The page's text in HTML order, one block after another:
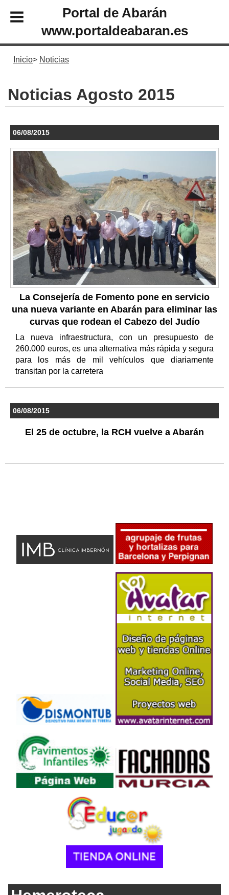
Portal de Abarán
www.portaldeabaran.es
Inicio Noticias
Noticias Agosto 2015
06/08/2015
La Consejería de Fomento pone en servicio
una nueva variante en Abarán para eliminar las
curvas que rodean el Cabezo del Judío
La nueva infraestructura, con un presupuesto de
260.000 euros, es una alternativa más rápida y segura
para los más de mil vehículos que diariamente
transitan por la carretera
06/08/2015
El 25 de octubre, la RCH vuelve a Abarán